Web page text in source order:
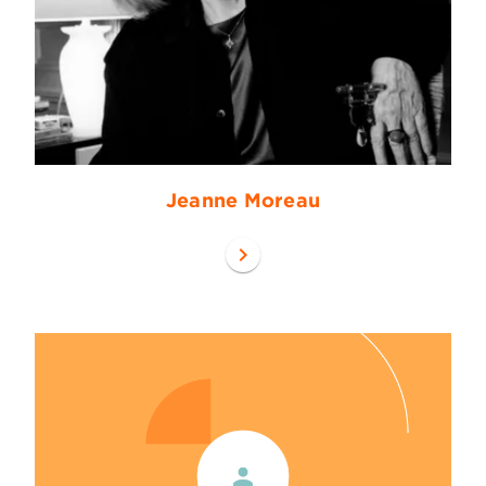
Jeanne Moreau
chevron_right